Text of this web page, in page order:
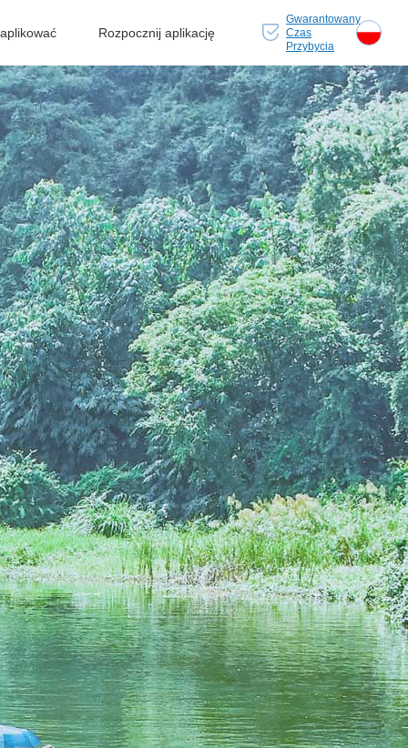
Rozpocznij aplikację
Gwarantowany
Czas
Przybycia